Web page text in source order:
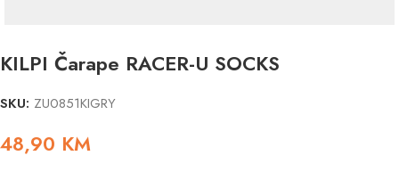
KILPI Čarape RACER-U SOCKS
SKU: ZU0851KIGRY
48,90 KM